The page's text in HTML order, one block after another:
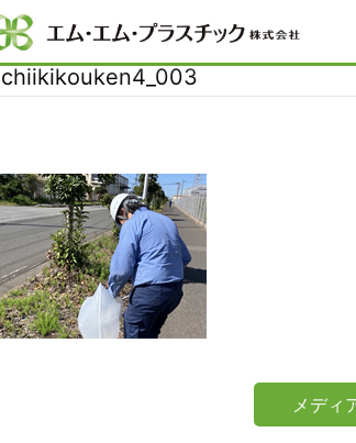
chiikikouken4_003
chiikikouken4_003
chiikikouken4_003
メディ